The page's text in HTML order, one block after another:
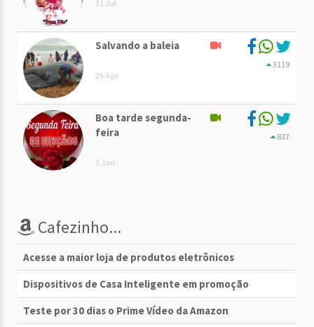
31 Jul
Salvando a baleia
26 Ago
3119
Boa tarde segunda-
feira
3 Jan
837
Cafezinho...
Acesse a maior loja de produtos eletrônicos
Dispositivos de Casa Inteligente em promoção
Teste por 30 dias o Prime Vídeo da Amazon